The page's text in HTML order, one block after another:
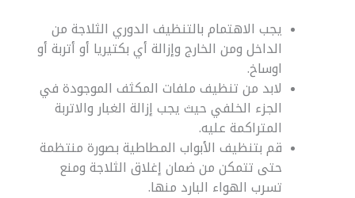
يجب الاهتمام بالتنظيف الدوري الثلاجة من
الداخل ومن الخارج وإزالة أي بكتيريا أو أتربة أو
اوساخ.
لابد من تنظيف ملفات المكثف الموجودة في
الجزء الخلفي حيث يجب إزالة الغبار والاتربة
المتراكمة عليه.
قم بتنظيف الأبواب المطاطية بصورة منتظمة
حتى تتمكن من ضمان إغلاق الثلاجة ومنع
تسرب الهواء البارد منها.